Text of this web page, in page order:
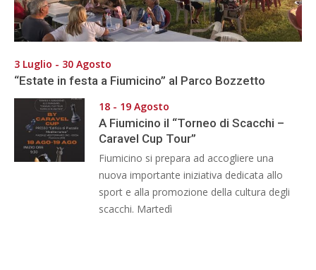
3 Luglio - 30 Agosto
“Estate in festa a Fiumicino” al Parco Bozzetto
18 - 19 Agosto
A Fiumicino il “Torneo di Scacchi –
Caravel Cup Tour”
Fiumicino si prepara ad accogliere una
nuova importante iniziativa dedicata allo
sport e alla promozione della cultura degli
scacchi. Martedì